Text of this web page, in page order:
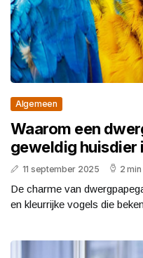
Algemeen
Waarom een
geweldig huisdier
11 september 2025 2
De charme van
en kleurrijke vogels die